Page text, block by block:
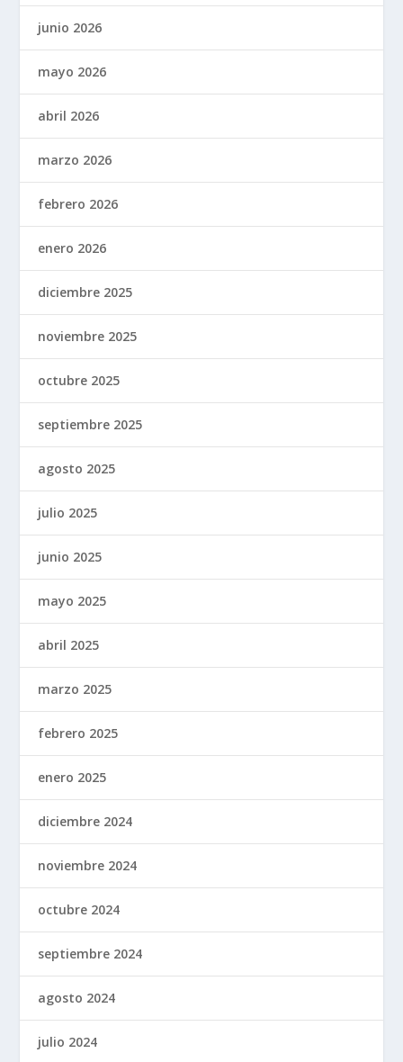
junio 2026
mayo 2026
abril 2026
marzo 2026
febrero 2026
enero 2026
diciembre 2025
noviembre 2025
octubre 2025
septiembre 2025
agosto 2025
julio 2025
junio 2025
mayo 2025
abril 2025
marzo 2025
febrero 2025
enero 2025
diciembre 2024
noviembre 2024
octubre 2024
septiembre 2024
agosto 2024
julio 2024